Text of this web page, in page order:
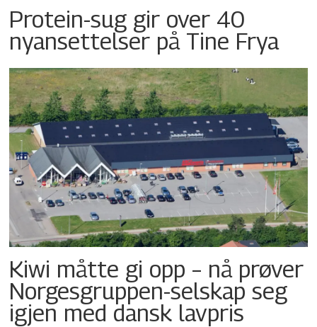
Protein-sug gir over 40
nyansettelser på Tine Frya
Kiwi måtte gi opp – nå prøver
Norgesgruppen-selskap seg
igjen med dansk lavpris